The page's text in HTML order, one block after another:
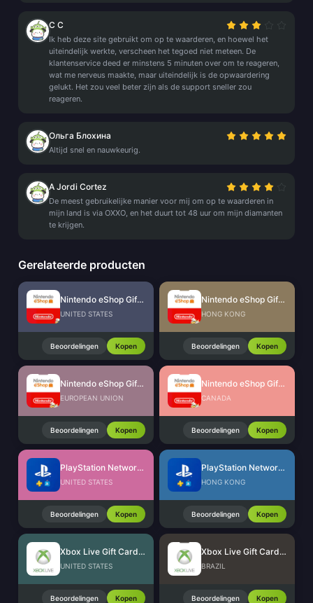
C C
Ik heb deze site gebruikt om op te waarderen, en hoewel het
uiteindelijk werkte, verscheen het tegoed niet meteen. De
klantenservice deed er minstens 5 minuten over om te reageren,
wat me nerveus maakte, maar uiteindelijk is de opwaardering
gelukt. Het zou veel beter zijn als de support sneller zou
reageren.
Ольга Блохина
Altijd snel en nauwkeurig.
A Jordi Cortez
De meest gebruikelijke manier voor mij om op te waarderen in
mijn land is via OXXO, en het duurt tot 48 uur om mijn diamanten
te krijgen.
Gerelateerde producten
Nintendo eShop Gift Card (US)
UNITED STATES
Beoordelingen Kopen
Nintendo eShop Gift Card (HK)
HONG KONG
Beoordelingen Kopen
Nintendo eShop Gift Card (EU)
EUROPEAN UNION
Beoordelingen Kopen
Nintendo eShop Gift Card (CA)
CANADA
Beoordelingen Kopen
PlayStation Network Card (US)
UNITED STATES
Beoordelingen Kopen
PlayStation Network Card (HK)
HONG KONG
Beoordelingen Kopen
Xbox Live Gift Card (US)
UNITED STATES
Beoordelingen Kopen
Xbox Live Gift Card (BR)
BRAZIL
Beoordelingen Kopen